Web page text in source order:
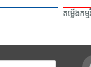
តម្លើងក